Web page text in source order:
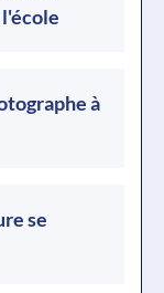
à
se